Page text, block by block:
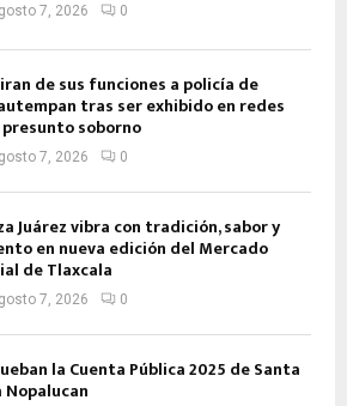
7, 2026 0
de sus funciones a policía de
tras ser exhibido en redes
soborno
7, 2026 0
Juárez vibra con tradición, sabor y
en nueva edición del Mercado
de Tlaxcala
7, 2026 0
la Cuenta Pública 2025 de Santa
Nopalucan